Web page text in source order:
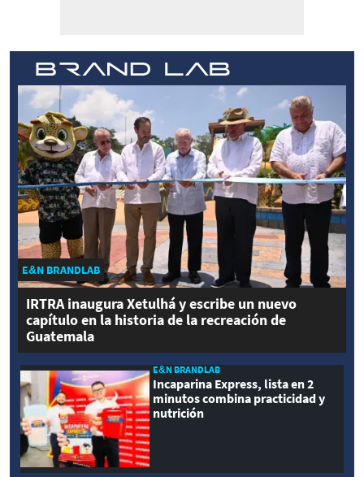
E&N BRANDLAB
IRTRA inaugura Xetulhá y escribe un nuevo
capítulo en la historia de la recreación de
Guatemala
E&N BRANDLAB
Incaparina Express, lista en 2
minutos combina practicidad y
nutrición